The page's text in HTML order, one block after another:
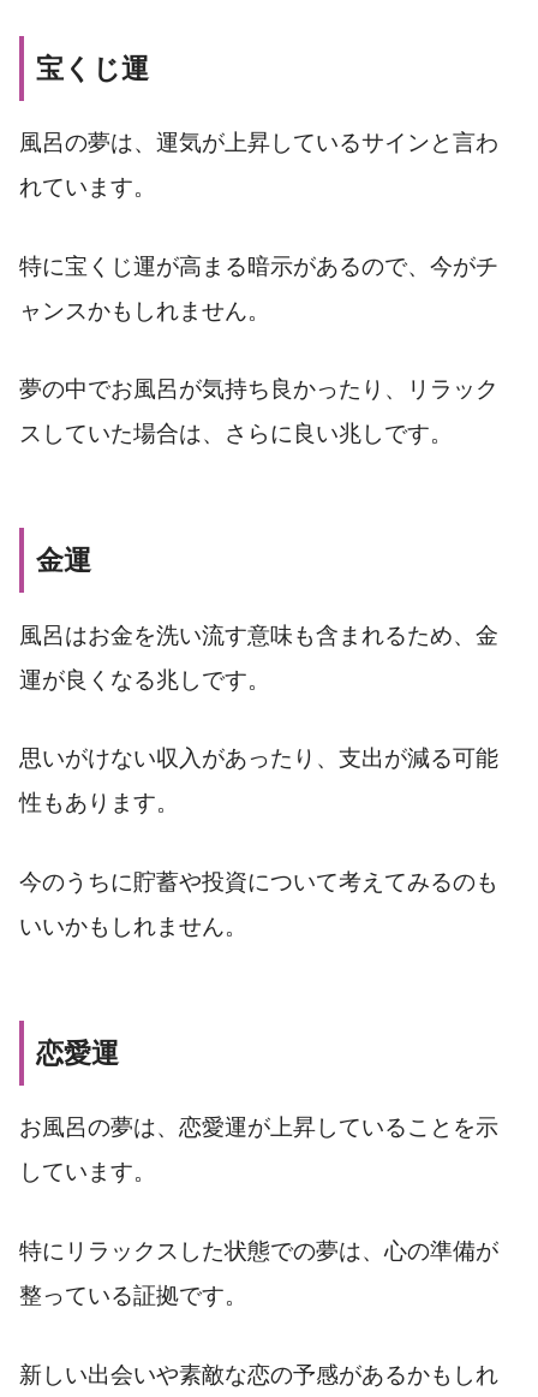
宝くじ運
風呂の夢は、運気が上昇しているサインと言わ
れています。
特に宝くじ運が高まる暗示があるので、今がチ
ャンスかもしれません。
夢の中でお風呂が気持ち良かったり、リラック
スしていた場合は、さらに良い兆しです。
金運
風呂はお金を洗い流す意味も含まれるため、金
運が良くなる兆しです。
思いがけない収入があったり、支出が減る可能
性もあります。
今のうちに貯蓄や投資について考えてみるのも
いいかもしれません。
恋愛運
お風呂の夢は、恋愛運が上昇していることを示
しています。
特にリラックスした状態での夢は、心の準備が
整っている証拠です。
新しい出会いや素敵な恋の予感があるかもしれ